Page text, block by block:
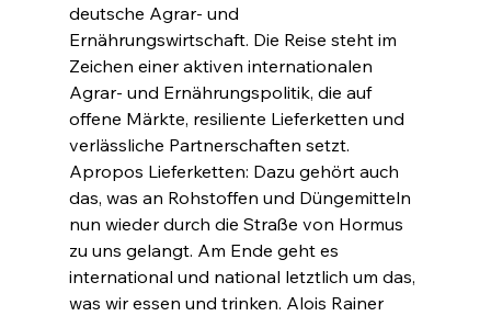
deutsche Agrar- und
Ernährungswirtschaft. Die Reise steht im
Zeichen einer aktiven internationalen
Agrar- und Ernährungspolitik, die auf
offene Märkte, resiliente Lieferketten und
verlässliche Partnerschaften setzt.
Apropos Lieferketten: Dazu gehört auch
das, was an Rohstoffen und Düngemitteln
nun wieder durch die Straße von Hormus
zu uns gelangt. Am Ende geht es
international und national letztlich um das,
was wir essen und trinken. Alois Rainer